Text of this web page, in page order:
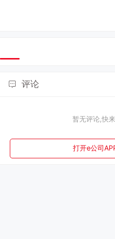
评论
暂无评论,快
打开e公司